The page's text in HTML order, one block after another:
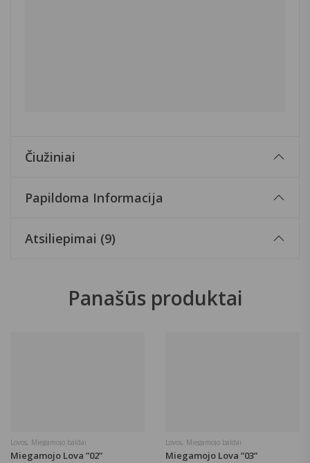
Čiužiniai
Papildoma Informacija
Atsiliepimai (9)
Panašūs produktai
Lovos, Miegamojo baldai
Miegamojo Lova ”02”
Lovos, Miegamojo baldai
Miegamojo Lova ”03”